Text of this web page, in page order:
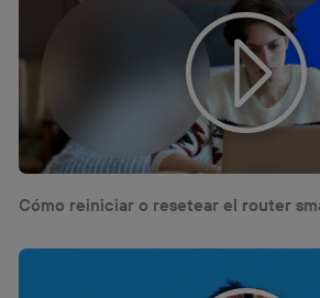
Cómo reiniciar o resetear el router